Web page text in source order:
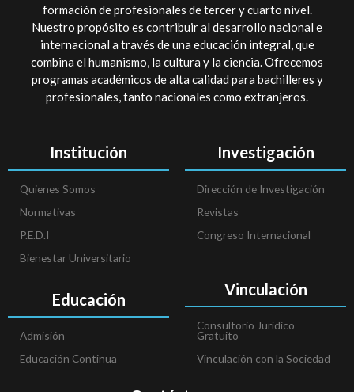
formación de profesionales de tercer y cuarto nivel.
Nuestro propósito es contribuir al desarrollo nacional e
internacional a través de una educación integral, que
combina el humanismo, la cultura y la ciencia. Ofrecemos
programas académicos de alta calidad para bachilleres y
profesionales, tanto nacionales como extranjeros.
Institución
Quienes Somos
Normativas
P.E.D.I
Bienestar Universitario
Educación
Admisión
Educación Continua
Investigación
Dirección de Investigación
Revistas
Congreso Internacional
Vinculación
Consultorio Jurídico
Gratuito
Vinculación con la Sociedad